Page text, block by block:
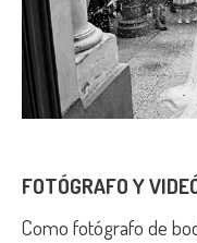
FOTÓGRAFO Y
Como fotógrafo de